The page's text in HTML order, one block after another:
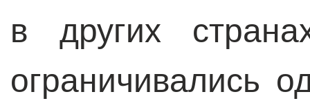
в других
ограничивались